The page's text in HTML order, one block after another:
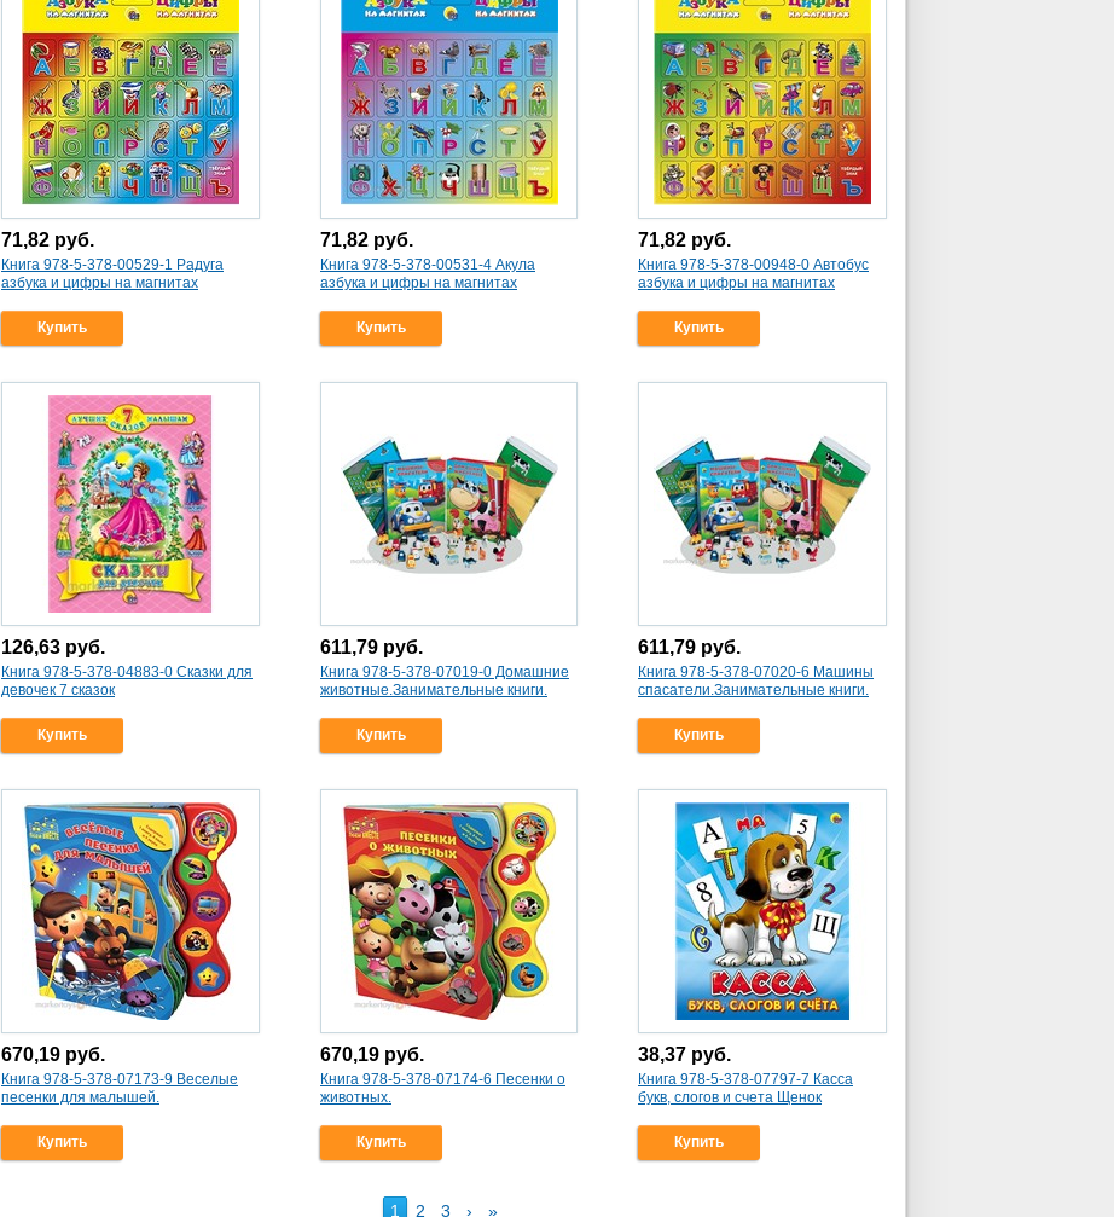
71,82 руб.
Книга 978-5-378-00529-1 Радуга
азбука и цифры на магнитах
Купить
71,82 руб.
Книга 978-5-378-00531-4 Акула
азбука и цифры на магнитах
Купить
71,82 руб.
Книга 978-5-378-00948-0 Автобус
азбука и цифры на магнитах
Купить
126,63 руб.
Книга 978-5-378-04883-0 Сказки для
девочек 7 сказок
Купить
611,79 руб.
Книга 978-5-378-07019-0 Домашние
животные.Занимательные книги.
Купить
611,79 руб.
Книга 978-5-378-07020-6 Машины
спасатели.Занимательные книги.
Купить
670,19 руб.
Книга 978-5-378-07173-9 Веселые
песенки для малышей.
Купить
670,19 руб.
Книга 978-5-378-07174-6 Песенки о
животных.
Купить
38,37 руб.
Книга 978-5-378-07797-7 Касса
букв, слогов и счета Щенок
Купить
1 2 3 › »